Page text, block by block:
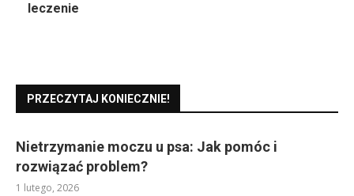
leczenie
PRZECZYTAJ KONIECZNIE!
Nietrzymanie moczu u psa: Jak pomóc i
rozwiązać problem?
1 lutego, 2026